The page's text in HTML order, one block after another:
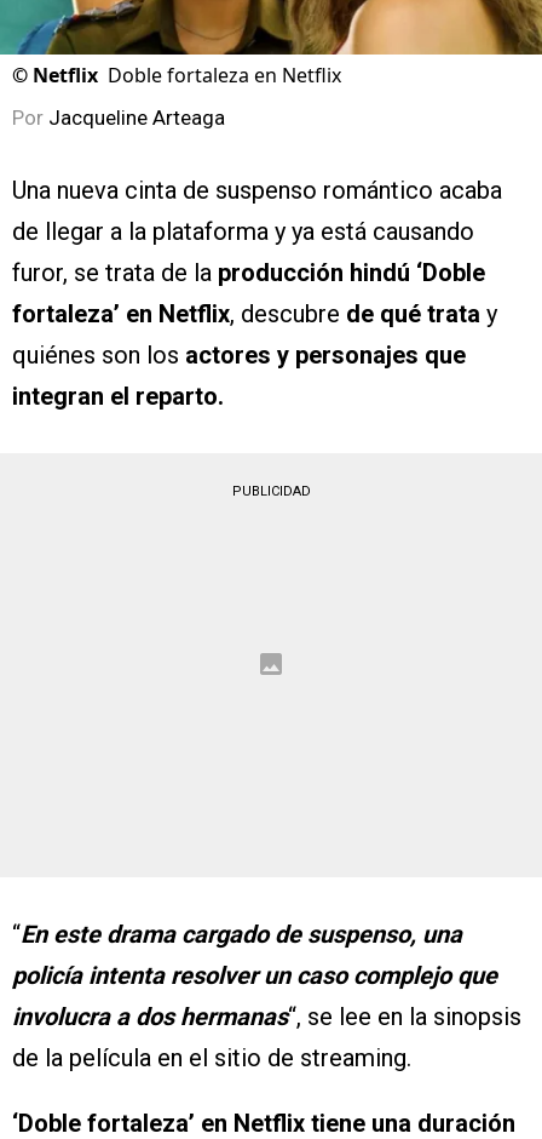
© Netflix Doble fortaleza en Netflix
Por Jacqueline Arteaga
Una nueva cinta de suspenso romántico acaba
de llegar a la plataforma y ya está causando
furor, se trata de la producción hindú ‘Doble
fortaleza’ en Netflix, descubre de qué trata y
quiénes son los actores y personajes que
integran el reparto.
PUBLICIDAD
“En este drama cargado de suspenso, una
policía intenta resolver un caso complejo que
involucra a dos hermanas“, se lee en la sinopsis
de la película en el sitio de streaming.
‘Doble fortaleza’ en Netflix tiene una duración